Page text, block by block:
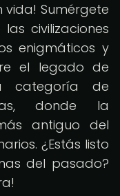
Sumérgete
civilizaciones
enigmáticos y
el legado de
categoría de
donde la
antiguo del
¿Estás listo
del pasado?